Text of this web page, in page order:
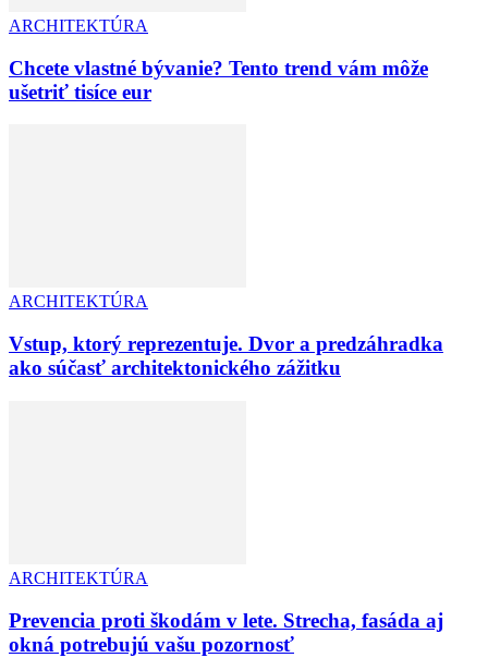
ARCHITEKTÚRA
Chcete vlastné bývanie? Tento trend vám môže
ušetriť tisíce eur
ARCHITEKTÚRA
Vstup, ktorý reprezentuje. Dvor a predzáhradka
ako súčasť architektonického zážitku
ARCHITEKTÚRA
Prevencia proti škodám v lete. Strecha, fasáda aj
okná potrebujú vašu pozornosť